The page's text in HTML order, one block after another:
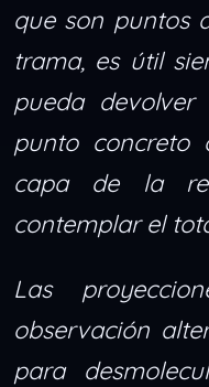
que son puntos
trama, es útil
pueda
punto concreto
capa de la
contemplar el
Las
observación
para